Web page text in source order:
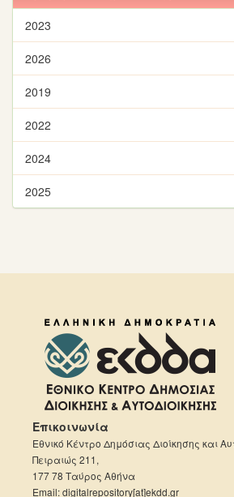
2023
2026
2019
2022
2024
2025
Επικοινωνία
Εθνικό Κέντρο Δημόσιας Διοίκησης και
Πειραιώς 211,
177 78 Ταύρος Αθήνα
Email: digitalrepository[at]ekdd.gr